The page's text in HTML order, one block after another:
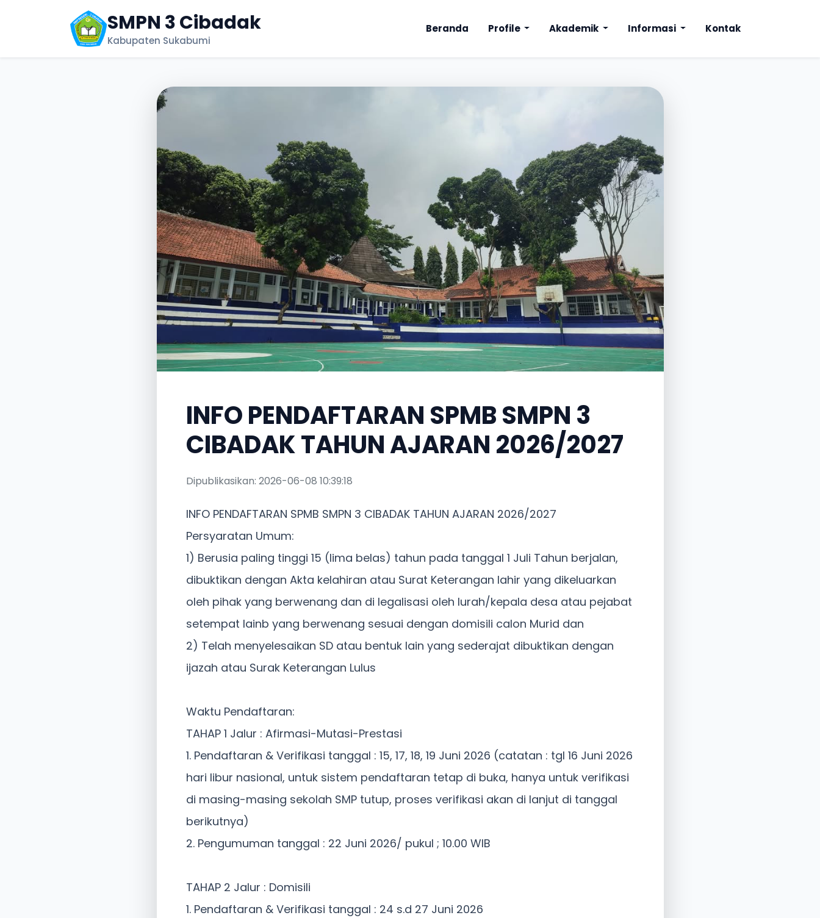
SMPN 3 Cibadak
Kabupaten Sukabumi
Beranda Profile Akademik Informasi Kontak
INFO PENDAFTARAN SPMB SMPN 3
CIBADAK TAHUN AJARAN 2026/2027
Dipublikasikan: 2026-06-08 10:39:18
INFO PENDAFTARAN SPMB SMPN 3 CIBADAK TAHUN AJARAN 2026/2027
Persyaratan Umum:
1) Berusia paling tinggi 15 (lima belas) tahun pada tanggal 1 Juli Tahun berjalan,
dibuktikan dengan Akta kelahiran atau Surat Keterangan lahir yang dikeluarkan
oleh pihak yang berwenang dan di legalisasi oleh lurah/kepala desa atau pejabat
setempat lainb yang berwenang sesuai dengan domisili calon Murid dan
2) Telah menyelesaikan SD atau bentuk lain yang sederajat dibuktikan dengan
ijazah atau Surak Keterangan Lulus
Waktu Pendaftaran:
TAHAP 1 Jalur : Afirmasi-Mutasi-Prestasi
1. Pendaftaran & Verifikasi tanggal : 15, 17, 18, 19 Juni 2026 (catatan : tgl 16 Juni 2026
hari libur nasional, untuk sistem pendaftaran tetap di buka, hanya untuk verifikasi
di masing-masing sekolah SMP tutup, proses verifikasi akan di lanjut di tanggal
berikutnya)
2. Pengumuman tanggal : 22 Juni 2026/ pukul ; 10.00 WIB
TAHAP 2 Jalur : Domisili
1. Pendaftaran & Verifikasi tanggal : 24 s.d 27 Juni 2026